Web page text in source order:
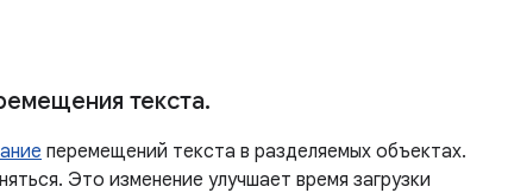
текста.
перемещений текста в разделяемых объектах.
Это изменение улучшает время загрузки